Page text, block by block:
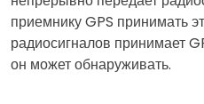
приемнику GPS принимать
радиосигналов принимает
он может обнаруживать.